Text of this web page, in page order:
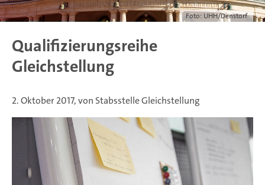
Foto: UHH/Denstorf
Qualifizierungsreihe
Gleichstellung
2. Oktober 2017, von Stabsstelle Gleichstellung